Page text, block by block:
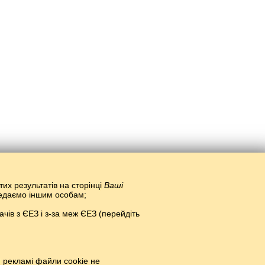
результатів на сторінці Ваші
іншим особам;
з ЄЕЗ і з-за меж ЄЕЗ (перейдіть
рекламі файли cookie не